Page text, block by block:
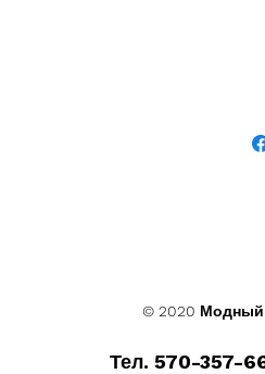
© 2020 Модный
Тел. 570-357-